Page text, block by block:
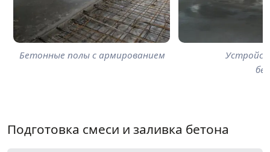
Бетонные полы с армированием
Подготовка смеси и заливка бетона